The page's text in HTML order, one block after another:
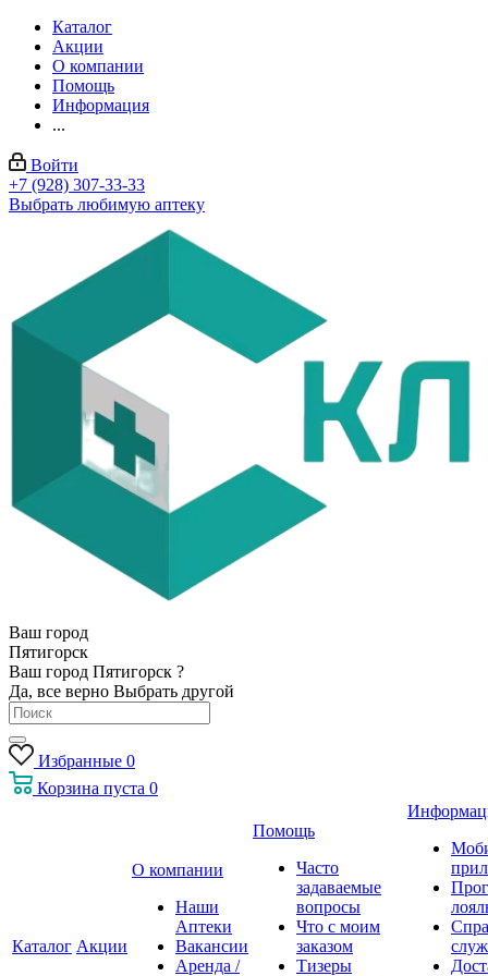
Каталог
Акции
О компании
Помощь
Информация
...
Войти
+7 (928) 307-33-33
Выбрать любимую аптеку
Ваш город
Пятигорск
Ваш город Пятигорск ?
Да, все верно Выбрать другой
Избранные 0
Корзина пуста 0
Каталог Акции
О компании
Наши
Аптеки
Вакансии
Аренда /
Помощь
Часто
задаваемые
вопросы
Что с моим
заказом
Тизеры